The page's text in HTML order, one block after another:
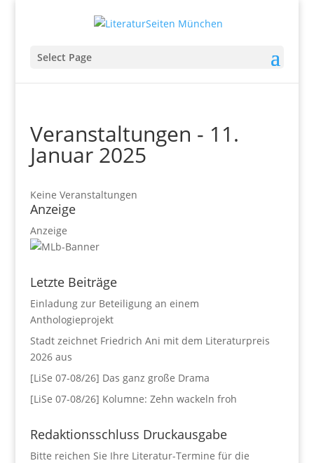
Select Page
Veranstaltungen - 11.
Januar 2025
Keine Veranstaltungen
Anzeige
Anzeige
Letzte Beiträge
Einladung zur Beteiligung an einem
Anthologieprojekt
Stadt zeichnet Friedrich Ani mit dem Literaturpreis
2026 aus
[LiSe 07-08/26] Das ganz große Drama
[LiSe 07-08/26] Kolumne: Zehn wackeln froh
Redaktionsschluss Druckausgabe
Bitte reichen Sie Ihre Literatur-Termine für die